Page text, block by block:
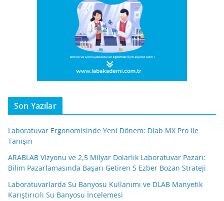
Son Yazılar
Laboratuvar Ergonomisinde Yeni Dönem: Dlab MX Pro ile
Tanışın
ARABLAB Vizyonu ve 2,5 Milyar Dolarlık Laboratuvar Pazarı:
Bilim Pazarlamasında Başarı Getiren 5 Ezber Bozan Strateji
Laboratuvarlarda Su Banyosu Kullanımı ve DLAB Manyetik
Karıştırıcılı Su Banyosu İncelemesi